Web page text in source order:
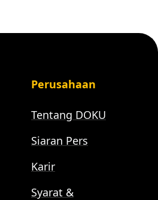
Perusahaan
Tentang DOKU
Siaran Pers
Karir
Syarat &